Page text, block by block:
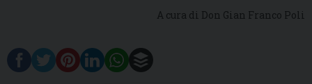
A cura di Don Gian Franco Poli